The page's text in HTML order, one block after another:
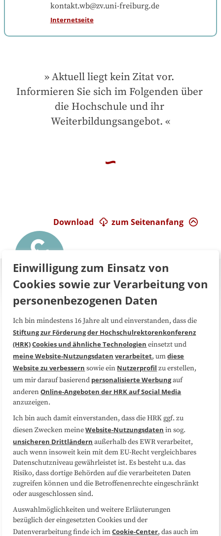
kontakt.wb@zv.uni-freiburg.de
Internetseite
Aktuell liegt kein Zitat vor.
Informieren Sie sich im Folgenden über
die Hochschule und ihr
Weiterbildungsangebot.
zum Seitenanfang
Download
Über uns FAQ
Medienarbeit Kooperationen
Datenschutzerklärung Impressum
Sitemap
Folgen Sie uns
Einwilligung zum Einsatz von
Cookies sowie zur Verarbeitung von
personenbezogenen Daten
Ich bin mindestens 16 Jahre alt und einverstanden, dass die
Stiftung zur Förderung der Hochschulrektorenkonferenz
(HRK)Cookies und ähnliche Technologien einsetzt und
meine Website-Nutzungsdaten verarbeitet, umdiese
Website zu verbessern sowie ein Nutzerprofil zu erstellen,
um mir darauf basierend personalisierte Werbungauf
anderenOnline-Angeboten der HRK auf Social Media
anzuzeigen.
Ich bin auch damit einverstanden, dass die HRK ggf. zu
diesen Zwecken meineWebsite-Nutzungsdaten in sog.
unsicheren Drittländern außerhalb des EWR verarbeitet,
auch wenn insoweit kein mit dem EU-Recht vergleichbares
Datenschutzniveau gewährleistet ist. Es besteht u.a. das
Risiko, dass dortige Behörden auf die verarbeiteten Daten
zugreifen können und die Betroffenenrechte eingeschränkt
oder ausgeschlossen sind.
Auswahlmöglichkeiten und weitere Erläuterungen
bezüglich der eingesetzten Cookies und der
Datenverarbeitung finde ich imCookie-Center, das auch im